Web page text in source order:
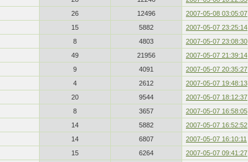
26 12496 2007-05-08 03:05:07
15 5882 2007-05-07 23:25:14
8 4803 2007-05-07 23:08:30
49 21956 2007-05-07 21:39:14
9 4091 2007-05-07 20:35:27
4 2612 2007-05-07 19:48:13
20 9544 2007-05-07 18:12:37
8 3657 2007-05-07 16:58:05
14 5882 2007-05-07 16:52:52
14 6807 2007-05-07 16:10:11
15 6264 2007-05-07 09:41:27